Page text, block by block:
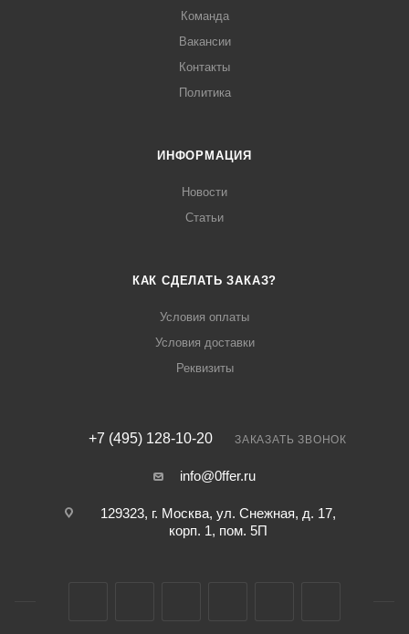
Команда
Вакансии
Контакты
Политика
ИНФОРМАЦИЯ
Новости
Статьи
КАК СДЕЛАТЬ ЗАКАЗ?
Условия оплаты
Условия доставки
Реквизиты
+7 (495) 128-10-20 ЗАКАЗАТЬ ЗВОНОК
info@0ffer.ru
129323, г. Москва, ул. Снежная, д. 17,
корп. 1, пом. 5П